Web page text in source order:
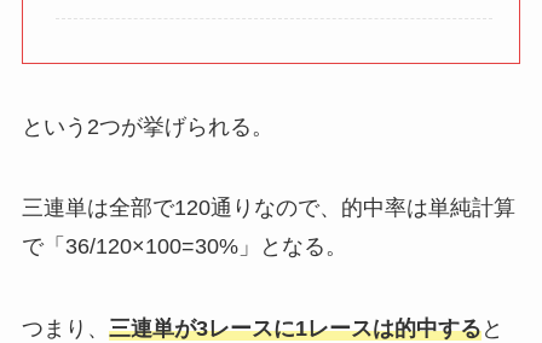
という2つが挙げられる。
三連単は全部で120通りなので、的中率は単純計算
で「36/120×100=30%」となる。
つまり、 三連単が3レースに1レースは的中すると